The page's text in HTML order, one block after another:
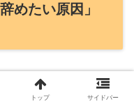
めたい原因」
、原因は人それぞれ。
職先でも同じ理由で辞め
トップ サイドバー